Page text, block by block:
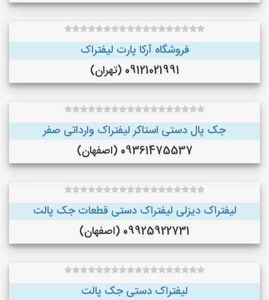
فروشگاه آرکا پارت لیفتراک
09121021991 (تهران)
جک پال دستی استاکر لیفتراک وارداتی صفر
09361475537 (اصفهان)
لیفتراک دیزلی لیفتراک دستی قطعات جک پالت
09925922731 (اصفهان)
لیفتراک دستی جک پالت